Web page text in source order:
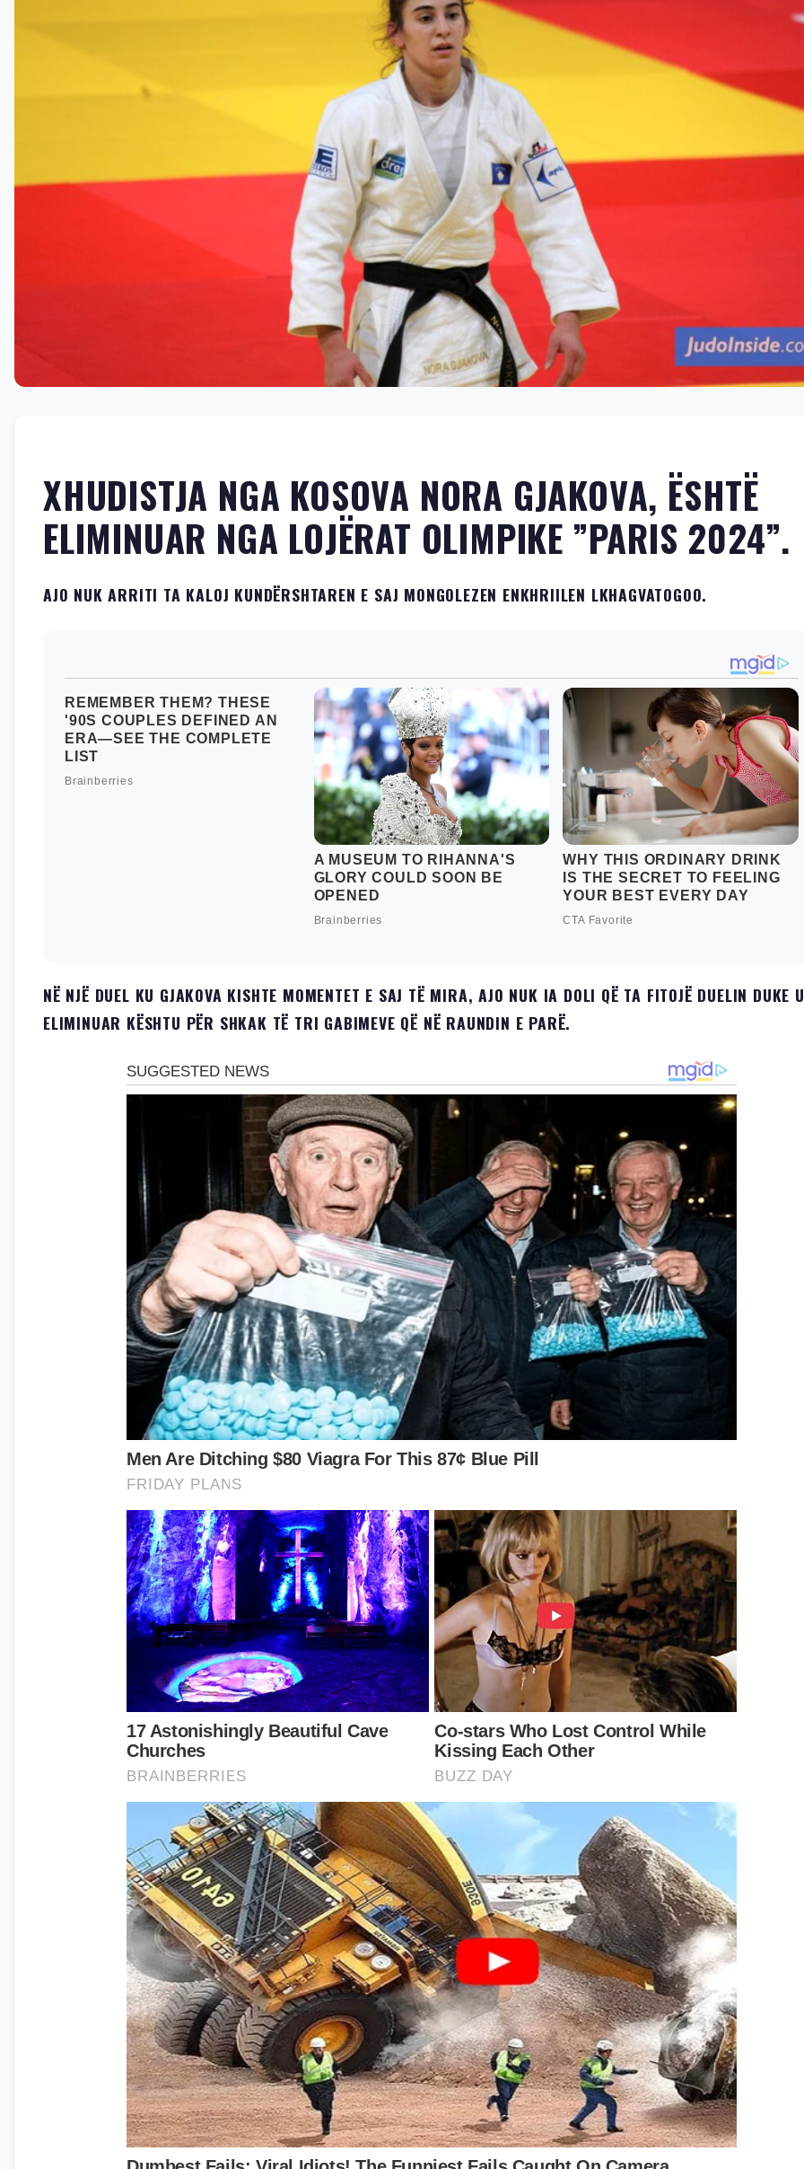
XHUDISTJA NGA KOSOVA NORA GJAKOVA, ËSHTË
ELIMINUAR NGA LOJËRAT OLIMPIKE ”PARIS 2024”.
AJO NUK ARRITI TA KALOJ KUNDËRSHTAREN E SAJ MONGOLEZEN ENKHRIILEN LKHAGVATOGOO.
NË NJË DUEL KU GJAKOVA KISHTE MOMENTET E SAJ TË MIRA, AJO NUK IA DOLI QË TA FITOJË DUELIN DUKE U
ELIMINUAR KËSHTU PËR SHKAK TË TRI GABIMEVE QË NË RAUNDIN E PARË.